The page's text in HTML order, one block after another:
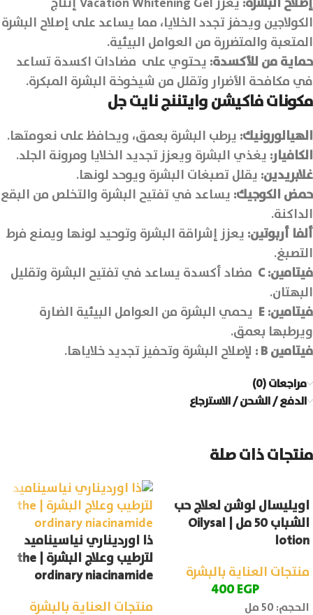
الكولاجين ويحفز تجدد الخلايا، مما يساعد على إصلاح البشرة
المتعبة والمتضررة من العوامل البيئية.
حماية من للأكسدة: يحتوي على مضادات اكسدة تساعد
في مكافحة الأضرار وتقلل من شيخوخة البشرة المبكرة.
مكوناتفاكيشن وايتننج نايت جل
الهيالورونيك: يرطب البشرة بعمق، ويحافظ على نعومتها.
الكافيار: يغذي البشرة ويعزز تجديد الخلايا ومرونة الجلد.
غلابريدين: يقلل تصبغات البشرة ويوحد لونها.
حمض الكوجيك: يساعد في تفتيح البشرة والتخلص من البقع
الداكنة.
ألفا أربوتين: يعزز إشراقة البشرة وتوحيد لونها ويمنع فرط
التصبغ.
فيتامين: C
مضاد أكسدة يساعد في تفتيح البشرة وتقليل
البهتان.
فيتامين: E
يحمي البشرة من العوامل البيئية الضارة
ويرطبها بعمق.
فيتامين
: لإصلاح البشرة وتحفيز تجديد خلاياها.
مراجعات (0)
الدفع / الشحن / الاسترجاع
منتجات ذات صلة
اويليسال لوشن لعلاج حب
الشباب 50 مل | Oilysal
lotion
منتجات العناية بالبشرة
400EGP
الحجم: 50 مل
ذا اورديناري نياسيناميد
لترطيب وعلاج البشرة | the
ordinary niacinamide
منتجات العناية بالبشرة